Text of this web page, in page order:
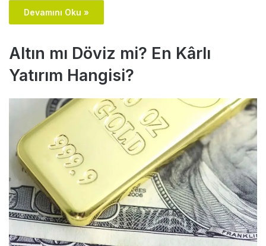
Devamını Oku »
Altın mı Döviz mi? En Kârlı
Yatırım Hangisi?